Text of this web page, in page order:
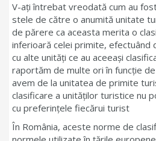
V-ați întrebat vreodată cum au
stele de către o anumită unitate
de părere ca aceasta merita o
inferioară celei primite, efectuând
cu alte unități ce au aceeași
raportăm de multe ori în funcție
avem de la unitatea de primite
clasificare a unităților turistice nu
cu preferințele fiecărui turist
În România, aceste norme de